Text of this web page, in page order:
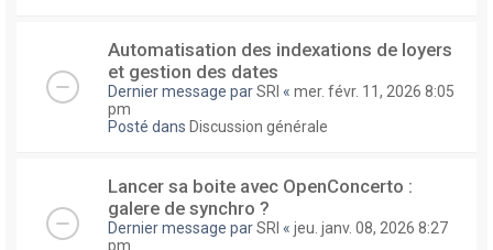
Automatisation des indexations de loyers
et gestion des dates
Dernier message parSRI « mer. févr. 11, 2026 8:05
pm
Posté dans Discussion générale
Lancer sa boite avec OpenConcerto :
galere de synchro ?
Dernier message parSRI « jeu. janv. 08, 2026 8:27
pm